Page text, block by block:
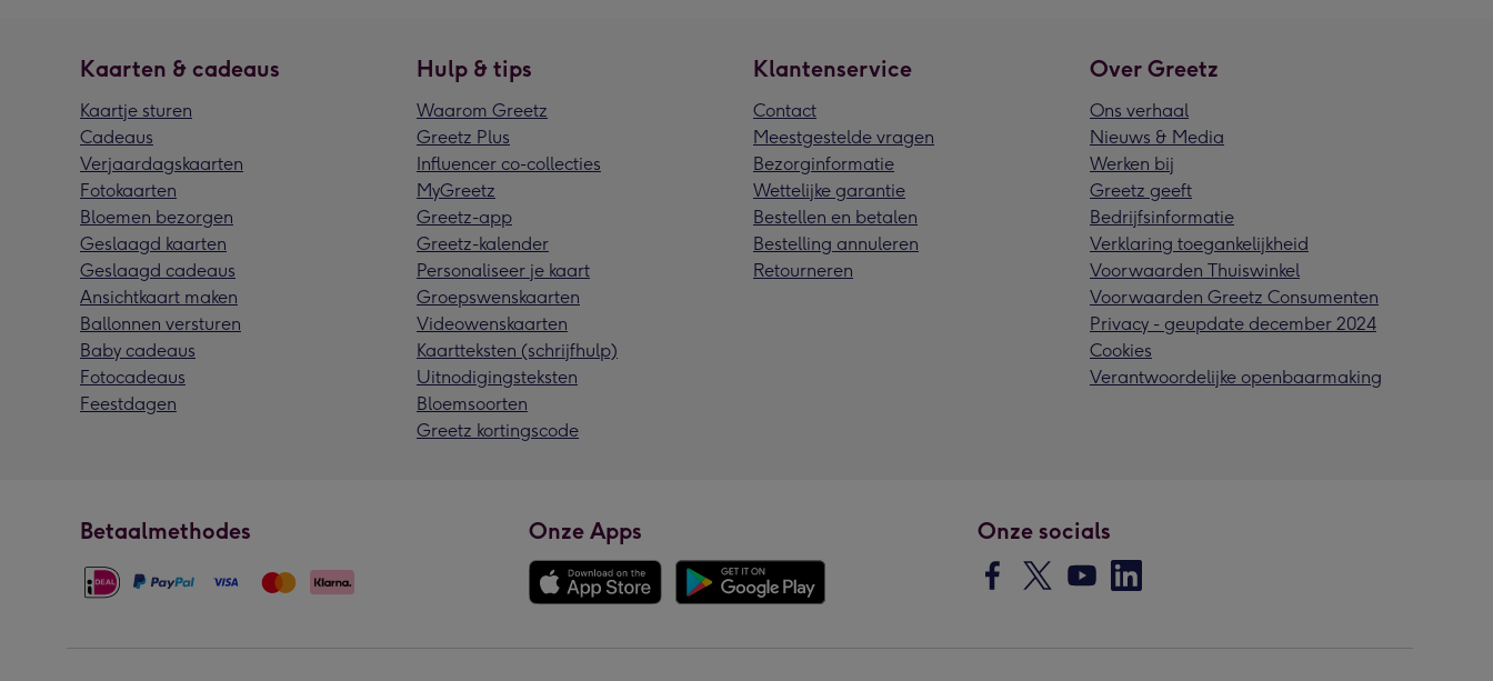
Kaarten & cadeaus
Kaartje sturen
Cadeaus
Verjaardagskaarten
Fotokaarten
Bloemen bezorgen
Geslaagd kaarten
Geslaagd cadeaus
Ansichtkaart maken
Ballonnen versturen
Baby cadeaus
Fotocadeaus
Feestdagen
Hulp & tips
Waarom Greetz
Greetz Plus
Influencer co-collecties
MyGreetz
Greetz-app
Greetz-kalender
Personaliseer je kaart
Groepswenskaarten
Videowenskaarten
Kaartteksten (schrijfhulp)
Uitnodigingsteksten
Bloemsoorten
Greetz kortingscode
Klantenservice
Contact
Meestgestelde vragen
Bezorginformatie
Wettelijke garantie
Bestellen en betalen
Bestelling annuleren
Retourneren
Over Greetz
Ons verhaal
Nieuws & Media
Werken bij
Greetz geeft
Bedrijfsinformatie
Verklaring toegankelijkheid
Voorwaarden Thuiswinkel
Voorwaarden Greetz Consumenten
Privacy - geupdate december 2024
Cookies
Verantwoordelijke openbaarmaking
Betaalmethodes Onze Apps Onze socials